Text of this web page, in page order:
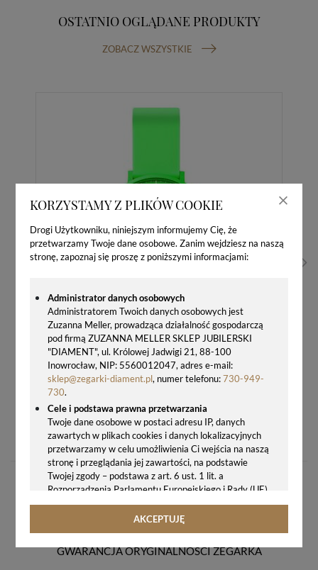
KORZYSTAMY Z PLIKÓW COOKIE
Drogi Użytkowniku, niniejszym informujemy Cię, że
przetwarzamy Twoje dane osobowe. Zanim wejdziesz na naszą
stronę, zapoznaj się proszę z poniższymi informacjami:
Administrator danych osobowych
Administratorem Twoich danych osobowych jest
Zuzanna Meller, prowadząca działalność gospodarczą
pod firmą ZUZANNA MELLER SKLEP JUBILERSKI
"DIAMENT", ul. Królowej Jadwigi 21, 88-100
Inowrocław, NIP: 5560012047, adres e-mail:
sklep@zegarki-diament.pl, numer telefonu:730-949-
730.
Cele i podstawa prawna przetwarzania
Twoje dane osobowe w postaci adresu IP, danych
zawartych w plikach cookies i danych lokalizacyjnych
przetwarzamy w celu umożliwienia Ci wejścia na naszą
stronę i przeglądania jej zawartości, na podstawie
Twojej zgody – podstawa z art. 6 ust. 1 lit. a
Rozporządzenia Parlamentu Europejskiego i Rady (UE)
2016/679 z 27.04.2016 r. w sprawie ochrony osób
fizycznych w związku z przetwarzaniem danych
rozporządzenie o ochronie danych, tj. RODO).
AKCEPTUJĘ
OSTATNIO OGLĄDANE PRODUKTY
ZOBACZ WSZYSTKIE
269,00 zł
GWARANCJA ORYGINALNOŚCI ZEGARKA